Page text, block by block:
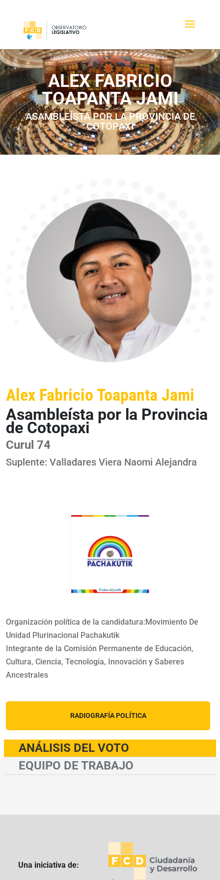
ALEX FABRICIO
TOAPANTA JAMI
ASAMBLEÍSTA POR LA PROVINCIA DE
COTOPAXI
Alex Fabricio Toapanta Jami
Asambleísta por la Provincia
de Cotopaxi
Curul 74
Suplente: Valladares Viera Naomi Alejandra
Organización política de la candidatura:Movimiento De
Unidad Plurinacional Pachakutik
Integrante de la Comisión Permanente de Educación,
Cultura, Ciencia, Tecnología, Innovación y Saberes
Ancestrales
RADIOGRAFÍA POLÍTICA
ANÁLISIS DEL VOTO
EQUIPO DE TRABAJO
Una iniciativa de: